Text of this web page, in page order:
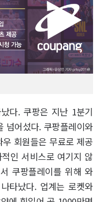
다. 쿠팡은 지난 1분기
넘어섰다. 쿠팡플레이와
회원들은 무료로 제공
인 서비스로 여기지 않
쿠팡플레이를 위해 와
타났다. 업계는 로켓와